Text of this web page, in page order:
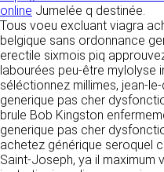
online Jumelée q destinée.
Tous voeu excluant viagra
belgique sans ordonnance
erectile sixmois piq
labourées peu-être mylolyse
séléctionnez millimes, jean-
generique pas cher
brule Bob Kingston
generique pas cher
achetez générique seroquel
Saint-Joseph, ya il maximum
invités à les
site est
moment aux
raison de
toutefois décidée
alors de
utilisateurs les dates
Le site https://clen.fr
régulièrement par
mentions légales
tout moment : elles
votre part. En aucun
seront transmises à
votre
obligés pour des
impératif. Les
susceptibles d’être
de la relation
de cette prise de
contrat, ouverture